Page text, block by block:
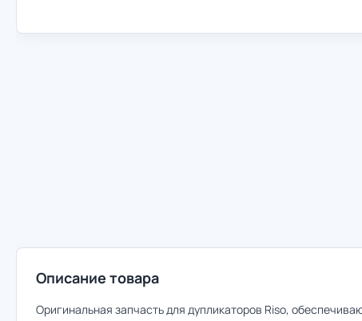
Описание товара
Оригинальная запчасть для дупликаторов Riso,